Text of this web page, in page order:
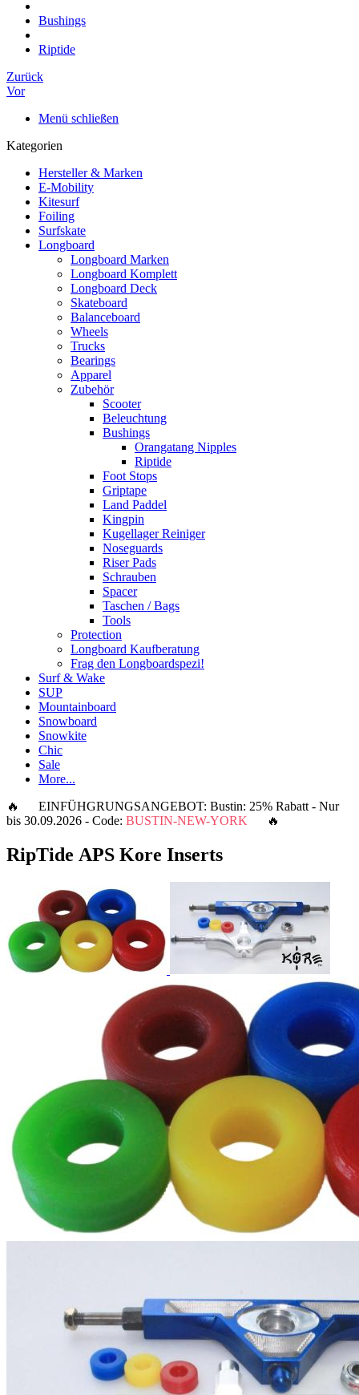
Bushings
Riptide
Zurück
Vor
Menü schließen
Kategorien
Hersteller & Marken
E-Mobility
Kitesurf
Foiling
Surfskate
Longboard
Longboard Marken
Longboard Komplett
Longboard Deck
Skateboard
Balanceboard
Wheels
Trucks
Bearings
Apparel
Zubehör
Scooter
Beleuchtung
Bushings
Orangatang Nipples
Riptide
Foot Stops
Griptape
Land Paddel
Kingpin
Kugellager Reiniger
Noseguards
Riser Pads
Schrauben
Spacer
Taschen / Bags
Tools
Protection
Longboard Kaufberatung
Frag den Longboardspezi!
Surf & Wake
SUP
Mountainboard
Snowboard
Snowkite
Chic
Sale
More...
🔥 EINFÜHGRUNGSANGEBOT: Bustin: 25% Rabatt - Nur
bis 30.09.2026 - Code: BUSTIN-NEW-YORK 🔥
RipTide APS Kore Inserts